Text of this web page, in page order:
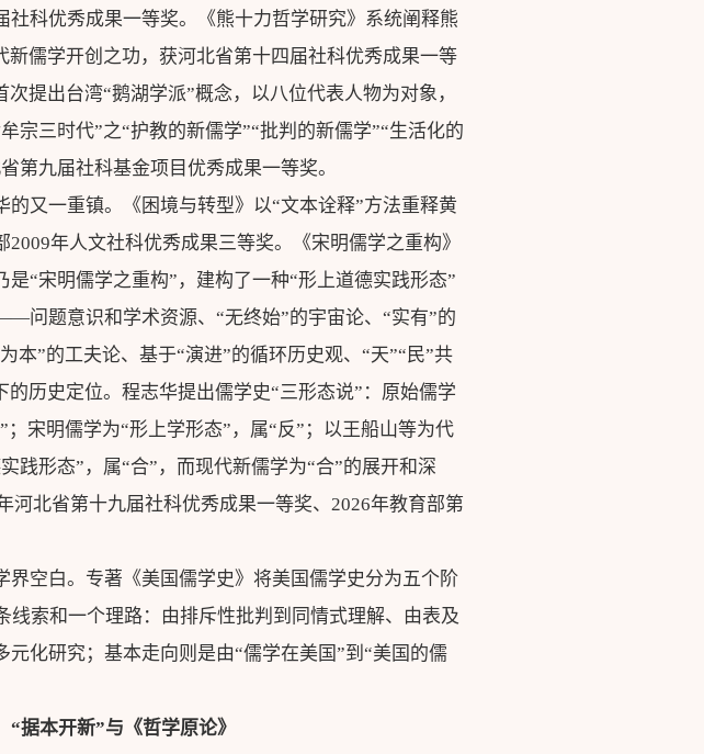
社科优秀成果一等奖。《熊十力哲学研究》系统阐释熊
新儒学开创之功，获河北省第十四届社科优秀成果一等
提出台湾“鹅湖学派”概念，以八位代表人物为对象，
宗三时代”之“护教的新儒学”“批判的新儒学”“生活化的
第九届社科基金项目优秀成果一等奖。
的又一重镇。《困境与转型》以“文本诠释”方法重释黄
年人文社科优秀成果三等奖。《宋明儒学之重构》
“宋明儒学之重构”，建构了一种“形上道德实践形态”
问题意识和学术资源、“无终始”的宇宙论、“实有”的
本”的工夫论、基于“演进”的循环历史观、“天”“民”共
的历史定位。程志华提出儒学史“三形态说”：原始儒学
；宋明儒学为“形上学形态”，属“反”；以王船山等为代
践形态”，属“合”，而现代新儒学为“合”的展开和深
河北省第十九届社科优秀成果一等奖、2026年教育部第
界空白。专著《美国儒学史》将美国儒学史分为五个阶
线索和一个理路：由排斥性批判到同情式理解、由表及
元化研究；基本走向则是由“儒学在美国”到“美国的儒
据本开新”与《哲学原论》